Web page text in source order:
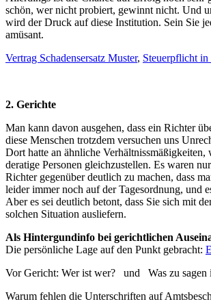
schön, wer nicht probiert, gewinnt nicht. Und
wird der Druck auf diese Institution. Sein Sie
amüsant.
Vertrag Schadensersatz Muster, Steuerpflicht
2. Gerichte
Man kann davon ausgehen, dass ein Richter
diese Menschen trotzdem versuchen uns
Dort hatte an ähnliche
deratige Personen gleichzustellen. Es waren
Richter gegenüber deutlich zu machen, dass
leider immer noch auf der Tagesordnung, und
Aber es sei deutlich betont, dass Sie sich mit
solchen Situation ausliefern.
Als Hintergundinfo bei gerichtlichen
Die persönliche Lage auf den Punkt gebracht:
Vor Gericht: Wer ist wer? und Was zu sagen
Warum fehlen die Unterschriften auf